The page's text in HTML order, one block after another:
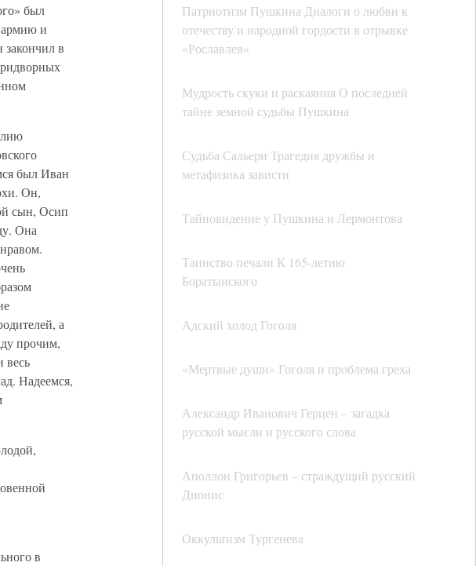
Патриотизм Пушкина Диалоги о любви к
отечеству и народной гордости в отрывке
«Рославлев»
Мудрость скуки и раскаяния О последней
тайне земной судьбы Пушкина
Судьба Сальери Трагедия дружбы и
метафизика зависти
Тайновидение у Пушкина и Лермонтова
Таинство печали К 165-летию
Боратынского
Адский холод Гоголя
«Мертвые души» Гоголя и проблема греха
Александр Иванович Герцен – загадка
русской мысли и русского слова
Аполлон Григорьев – страждущий русский
Дионис
Оккультизм Тургенева
был
армию и
в
был Иван
Он,
сын, Осип
Она
а
прочим,
весь
Надеемся,
в